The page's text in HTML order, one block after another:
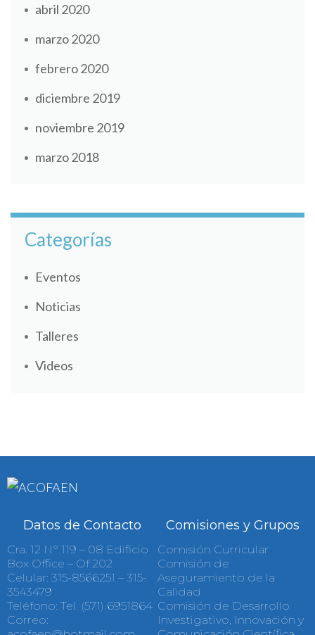
abril 2020
marzo 2020
febrero 2020
diciembre 2019
noviembre 2019
marzo 2018
Categorías
Eventos
Noticias
Talleres
Videos
Datos de Contacto
Cra. 12 N° 119 – 08 Edificio
Box Office – Of 202
Celular: 315-8566251 – 315-
3543479
Teléfono: Tel. (571) 6951864
Correo:
Comisiones y Grupos
Comisión Curricular
Comisión de
Aseguramiento de la
Calidad
Comisión de Desarrollo
Investigativo, Innovación y